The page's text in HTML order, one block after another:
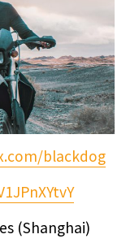
blackdog
(Shanghai)